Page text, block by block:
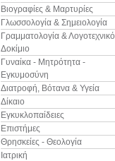
Βιογραφίες & Μαρτυρίες
Γλωσσολογία & Σημειολογία
Γραμματολογία & Λογοτεχνικό
Δοκίμιο
Γυναίκα - Μητρότητα -
Εγκυμοσύνη
Διατροφή, Βότανα & Υγεία
Δίκαιο
Εγκυκλοπαίδειες
Επιστήμες
Θρησκείες - Θεολογία
Ιατρική